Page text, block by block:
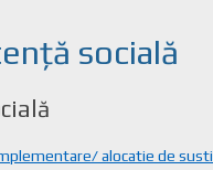
socială
alocatie de